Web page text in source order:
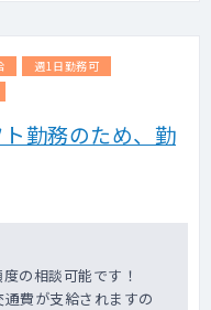
週1日勤務可
勤務のため、勤
の相談可能です！
費が支給されますの